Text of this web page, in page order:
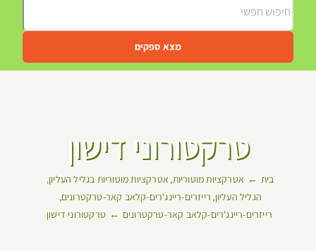
מצא ספקים
טרקטורוני דישון
בית אטרקציות מוטוריות אטרקציות מוטוריות בגליל העליון
הגליל העליון רייזרים-ריינג'רים-קלאב קאר-טרקטרונים
רייזרים-ריינג'רים-קלאב קאר-טרקטרונים
טרקטורוני דישון